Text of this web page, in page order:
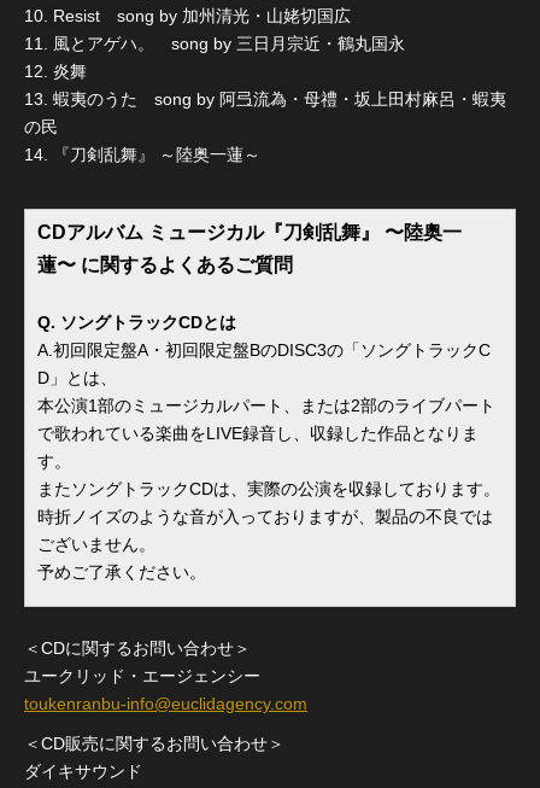
10. Resist song by 加州清光・山姥切国広
11. 風とアゲハ。 song by 三日月宗近・鶴丸国永
12. 炎舞
13. 蝦夷のうた song by 阿弖流為・母禮・坂上田村麻呂・蝦夷
の民
14. 『刀剣乱舞』 ～陸奥一蓮～
CDアルバム ミュージカル『刀剣乱舞』 〜陸奥一
蓮〜 に関するよくあるご質問
Q. ソングトラックCDとは
A.初回限定盤A・初回限定盤BのDISC3の「ソングトラックC
D」とは、
本公演1部のミュージカルパート、または2部のライブパート
で歌われている楽曲をLIVE録音し、収録した作品となりま
す。
またソングトラックCDは、実際の公演を収録しております。
時折ノイズのような音が入っておりますが、製品の不良では
ございません。
予めご了承ください。
＜CDに関するお問い合わせ＞
ユークリッド・エージェンシー
toukenranbu-info@euclidagency.com
＜CD販売に関するお問い合わせ＞
ダイキサウンド